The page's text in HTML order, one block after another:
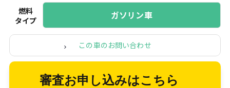
燃料
タイプ
ガソリン車
この車のお問い合わせ
審査お申し込みはこちら